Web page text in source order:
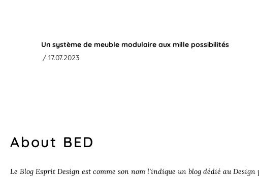
Un système de meuble modulaire aux mille possibilités
/ 17.07.2023
About BED
Le Blog Esprit Design est comme son nom l’indique un blog dédié au